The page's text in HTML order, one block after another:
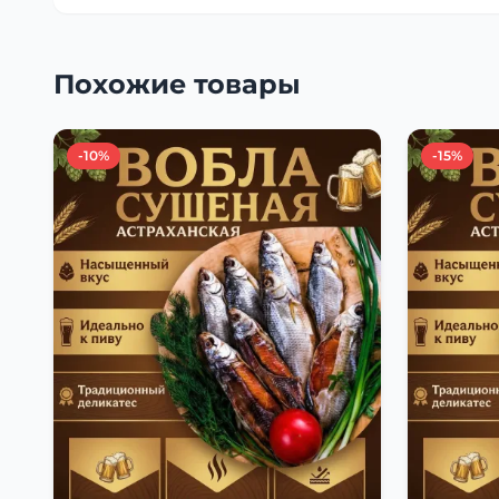
Похожие товары
-10% -15%